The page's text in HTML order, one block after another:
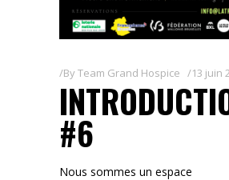
ByTeam Grand Hospice 13 juin
#6
Nous sommes un espace